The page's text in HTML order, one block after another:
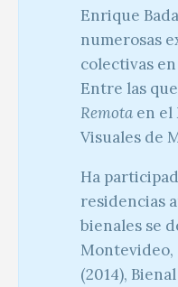
Enrique
numerosas
colectivas
Entre las
Remota en el
Visuales de
Ha
residencias
bienales se
Montevideo,
(2014),